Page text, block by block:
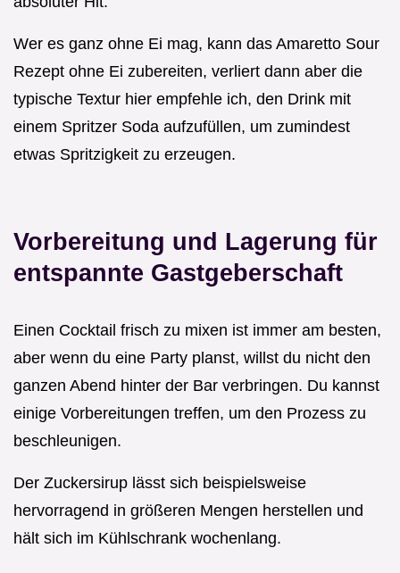
Wer es ganz ohne Ei mag, kann das Amaretto Sour
Rezept ohne Ei zubereiten, verliert dann aber die
typische Textur hier empfehle ich, den Drink mit
einem Spritzer Soda aufzufüllen, um zumindest
etwas Spritzigkeit zu erzeugen.
Vorbereitung und Lagerung für
entspannte Gastgeberschaft
Einen Cocktail frisch zu mixen ist immer am besten,
aber wenn du eine Party planst, willst du nicht den
ganzen Abend hinter der Bar verbringen. Du kannst
einige Vorbereitungen treffen, um den Prozess zu
beschleunigen.
Der Zuckersirup lässt sich beispielsweise
hervorragend in größeren Mengen herstellen und
hält sich im Kühlschrank wochenlang.